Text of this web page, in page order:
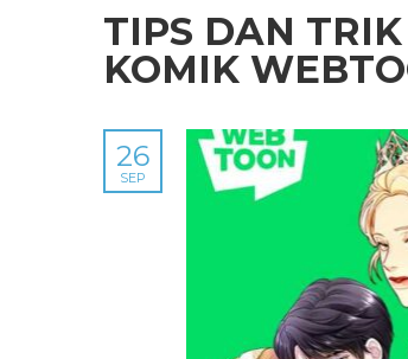
TIPS DAN
KOMIK
26
SEP